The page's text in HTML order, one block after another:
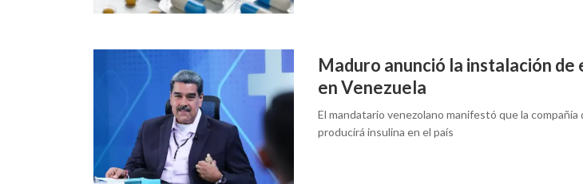
Maduro anunció la instalación de
en Venezuela
El mandatario venezolano manifestó que la
producirá insulina en el país